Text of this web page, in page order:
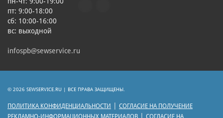
пт: 9:00-18:00
сб: 10:00-16:00
вс: выходной
infospb@sewservice.ru
© 2026 SEWSERVICE.RU | ВСЕ ПРАВА ЗАЩИЩЕНЫ.
ПОЛИТИКА КОНФИДЕНЦИАЛЬНОСТИ
СОГЛАСИЕ НА ПОЛУЧЕНИЕ
РЕКЛАМНО-ИНФОРМАЦИОННЫХ МАТЕРИАЛОВ
СОГЛАСИЕ НА